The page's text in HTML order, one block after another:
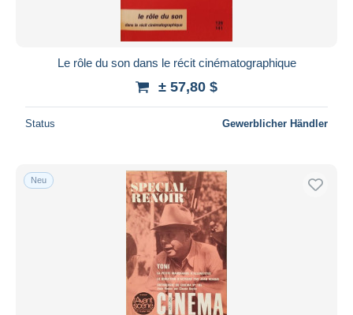
Le rôle du son dans le récit cinématographique
± 57,80 $
Status Gewerblicher Händler
Neu